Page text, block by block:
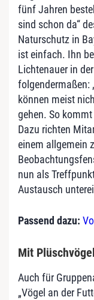
fünf Jahren
sind schon da“
Naturschutz in
ist einfach. Ihn
Lichtenauer in
folgendermaßen:
können meist
gehen. So
Dazu richten
einem allgemein
nun als
Austausch
Passend dazu:
Mit
Auch für
„Vögel an der